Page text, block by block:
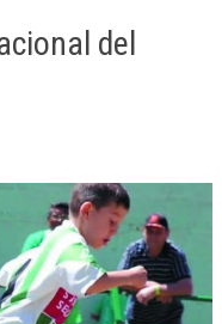
del